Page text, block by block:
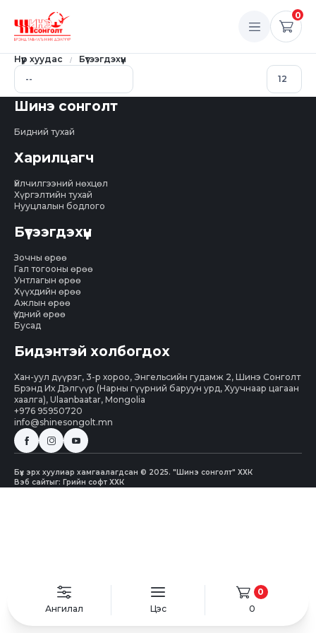
0
Нүүр хуудас Бүтээгдэхүүн
Ангилал Цэс
0
0
Шинэ сонголт
Бидний тухай
Харилцагч
Үйлчилгээний нөхцөл
Хүргэлтийн тухай
Нууцлалын бодлого
Бүтээгдэхүүн
Зочны өрөө
Гал тогооны өрөө
Унтлагын өрөө
Хүүхдийн өрөө
Ажлын өрөө
Үүдний өрөө
Бусад
Бидэнтэй холбогдох
Хан-уул дүүрэг, 3-р хороо, Энгельсийн гудамж 2, Шинэ Сонголт
Брэнд Их Дэлгүүр (Нарны гүүрний баруун урд, Хуучнаар цагаан
хаалга), Ulaanbaatar, Mongolia
+976 95950720
info@shinesongolt.mn
Бүх эрх хуулиар хамгаалагдсан © 2025. "Шинэ сонголт" ХХК
Вэб сайтыг: Грийн софт ХХК